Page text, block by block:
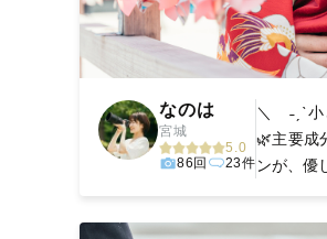
なのは
宮城
5.0
86回
23件
＼ ˗ˏˋ
🌿主要成
ンが、優